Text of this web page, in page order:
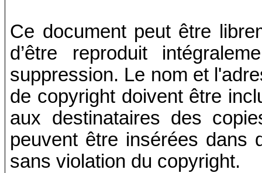
Ce document peut être
d’être reproduit
suppression. Le nom et
de copyright doivent être
aux destinataires des
peuvent être insérées dans
sans violation du copyright.